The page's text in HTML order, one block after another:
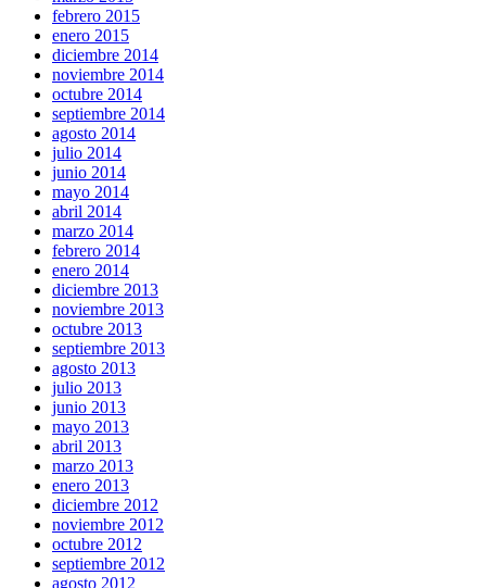
febrero 2015
enero 2015
diciembre 2014
noviembre 2014
octubre 2014
septiembre 2014
agosto 2014
julio 2014
junio 2014
mayo 2014
abril 2014
marzo 2014
febrero 2014
enero 2014
diciembre 2013
noviembre 2013
octubre 2013
septiembre 2013
agosto 2013
julio 2013
junio 2013
mayo 2013
abril 2013
marzo 2013
enero 2013
diciembre 2012
noviembre 2012
octubre 2012
septiembre 2012
agosto 2012